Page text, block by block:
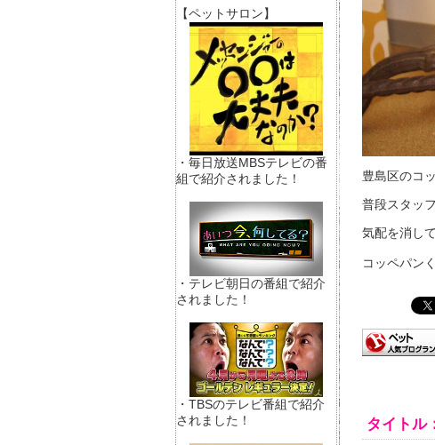
【ペットサロン】
・毎日放送MBSテレビの番
組で紹介されました！
・テレビ朝日の番組で紹介
されました！
・TBSのテレビ番組で紹介
されました！
豊島区のコ
普段スタッ
気配を消し
コッペパン
タイトル